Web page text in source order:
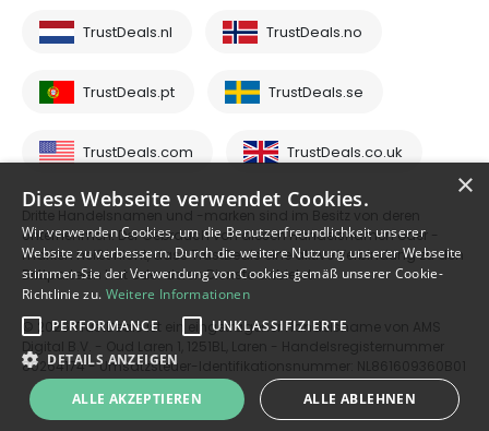
TrustDeals.nl TrustDeals.no
TrustDeals.pt TrustDeals.se
TrustDeals.com TrustDeals.co.uk
Unternehmen. Der Gebrauch von diesen Handelsnamen oder -
marken heißt nicht, dass TrustDeals eine aktive Verbindung zu den
Drittparteien hat oder deren Dienste anbietet.
© 2026 TrustDeals ist ein eingetragener Handelsname von AMS
80264174 - Umsatzsteuer-Identifikationsnummer: NL861609360B01
×
Diese Webseite verwendet Cookies.
Wir verwenden Cookies, um die Benutzerfreundlichkeit unserer
Website zu verbessern. Durch die weitere Nutzung unserer Webseite
stimmen Sie der Verwendung von Cookies gemäß unserer Cookie-
Richtlinie zu. Weitere Informationen
PERFORMANCE
UNKLASSIFIZIERTE
DETAILS ANZEIGEN
ALLE AKZEPTIEREN ALLE ABLEHNEN